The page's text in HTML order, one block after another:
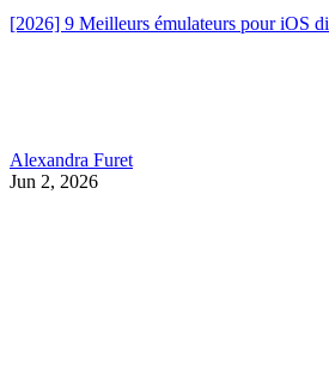
[2026] 9 Meilleurs émulateurs pour iOS
Alexandra Furet
Jun 2, 2026